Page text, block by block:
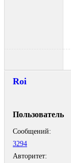
Rоi
Пользователь
Сообщений:
3294
Авторитет: